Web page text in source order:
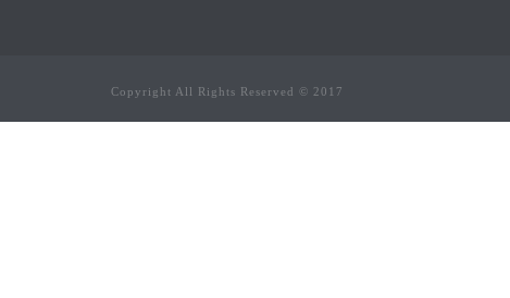
Copyright All Rights Reserved © 2017